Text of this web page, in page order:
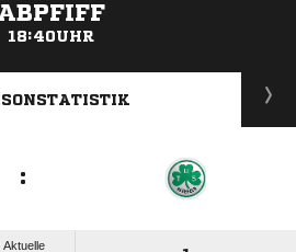
18:40UHR
ANZEIGE
:
Aktuelle